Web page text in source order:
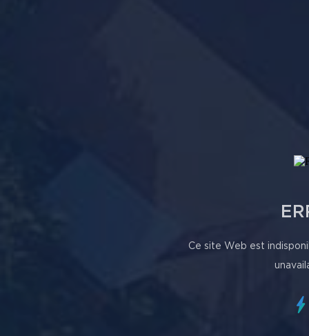
Ce site Web est